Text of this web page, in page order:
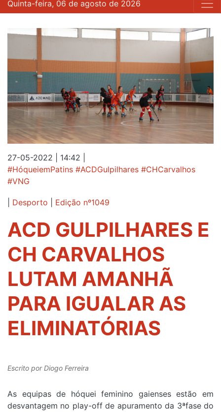
Quinta-feira, 06 de agosto de 2026
27-05-2022 | 14:42
#HóqueiemPatins #ACDGulpilhares #CHCarvalhos
#VNG
Desporto Edição nº1049
ACD GULPILHARES E
CH CARVALHOS
LUTAM AMANHÃ
PARA IGUALAR AS
ELIMINATÓRIAS
Escrito porDiogo Ferreira
As equipas de hóquei feminino gaienses estão em
desvantagem no play-off de apuramento da 3ªfase do